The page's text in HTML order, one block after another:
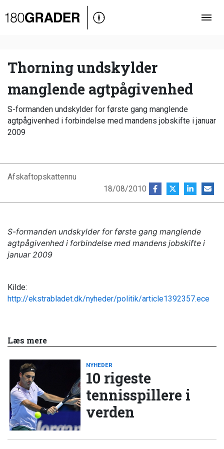
Oversigt
Debat
Video
Podcast
Thorning undskylder
manglende agtpågivenhed
S-formanden undskylder for første gang manglende
agtpågivenhed i forbindelse med mandens jobskifte i januar
2009
Afskaftopskattennu
18/08/2010
S-formanden undskylder for første gang manglende
agtpågivenhed i forbindelse med mandens jobskifte i
januar 2009
Kilde:
http://ekstrabladet.dk/nyheder/politik/article1392357.ece
Læs mere
NYHEDER
10 rigeste
tennisspillere i
verden